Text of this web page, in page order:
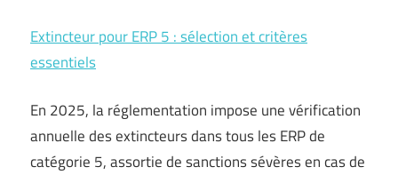
Extincteur pour ERP 5 : sélection et critères
essentiels
En 2025, la réglementation impose une vérification
annuelle des extincteurs dans tous les ERP de
catégorie 5, assortie de sanctions sévères en cas de